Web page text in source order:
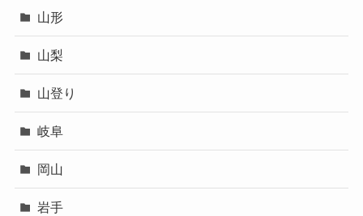
山形
山梨
山登り
岐阜
岡山
岩手